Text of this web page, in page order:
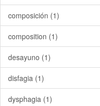
composición (1)
composition (1)
desayuno (1)
disfagia (1)
dysphagia (1)